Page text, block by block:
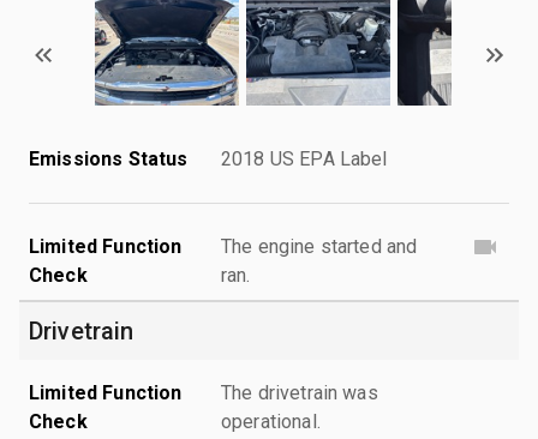
Emissions Status 2018 US EPA Label
Limited Function
Check
The engine started and
ran.
Drivetrain
Limited Function
Check
The drivetrain was
operational.